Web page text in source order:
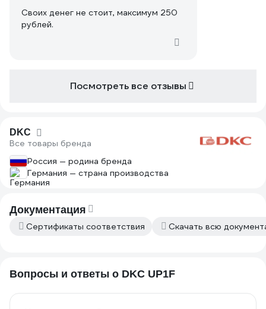
Своих денег не стоит, максимум 250
рублей.
Посмотреть все отзывы
DKC
Все товары бренда
Россия — родина бренда
Германия — страна производства
Документация
Сертификаты соответствия Скачать всю
Вопросы и ответы о DKC UP1F